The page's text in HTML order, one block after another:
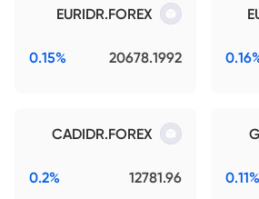
EURIDR.FOREX
20678.1992
0.15%
0.11%
CADIDR.FOREX
12781.96
0.2%